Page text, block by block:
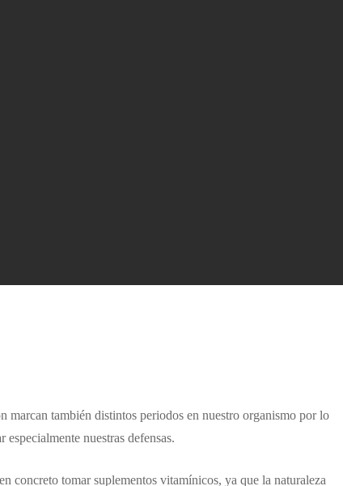
marcan también distintos periodos en nuestro organismo por lo
nuestras defensas.
concreto tomar suplementos vitamínicos, ya que la naturaleza